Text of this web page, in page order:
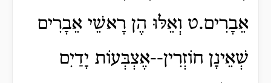
אֵבָרִים.ט וְאֵלּוּ הֶן רָאשֵׁי אֵבָרִים
שְׁאֵינָן חוֹזְרִין--אֶצְבְּעוֹת יָדַיִם